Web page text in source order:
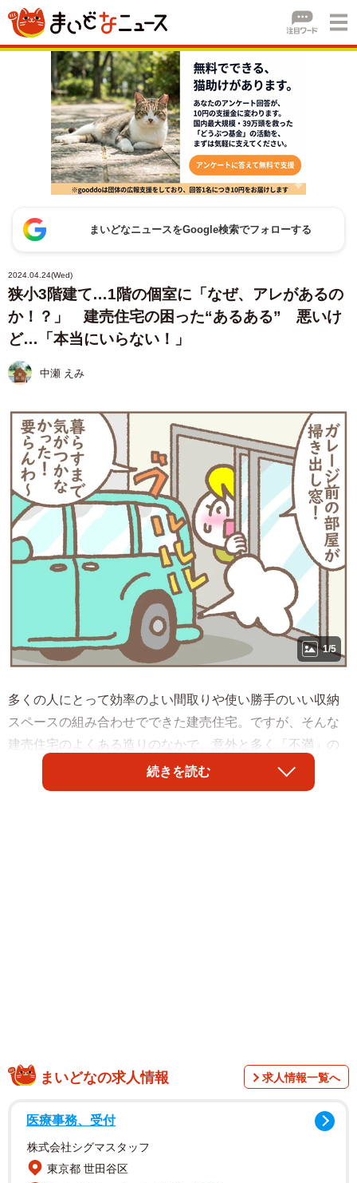
まいどなニュースをGoogle検索でフォローする
2024.04.24(Wed)
狭小3階建て…1階の個室に「なぜ、アレがあるの
か！？」 建売住宅の困った“あるある” 悪いけ
ど…「本当にいらない！」
中瀬 えみ
1/5
多くの人にとって効率のよい間取りや使い勝手のいい収納
スペースの組み合わせでできた建売住宅。ですが、そんな
建売住宅のよくある造りのなかで、意外と多く「不満」の
声が上がりがちなポイントもあるようです。
続きを読む
まいどなの求人情報 求人情報一覧へ
医療事務、受付
株式会社シグマスタッフ
東京都 世田谷区